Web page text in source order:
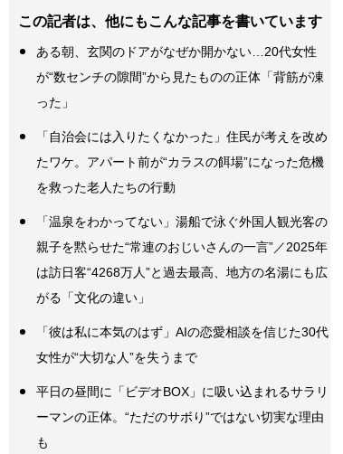
この記者は、他にもこんな記事を書いています
ある朝、玄関のドアがなぜか開かない…20代女性
が“数センチの隙間”から見たものの正体「背筋が凍
った」
「自治会には入りたくなかった」住民が考えを改め
たワケ。アパート前が“カラスの餌場”になった危機
を救った老人たちの行動
「温泉をわかってない」湯船で泳ぐ外国人観光客の
親子を黙らせた“常連のおじいさんの一言”／2025年
は訪日客“4268万人”と過去最高、地方の名湯にも広
がる「文化の違い」
「彼は私に本気のはず」AIの恋愛相談を信じた30代
女性が“大切な人”を失うまで
平日の昼間に「ビデオBOX」に吸い込まれるサラリ
ーマンの正体。“ただのサボり”ではない切実な理由
も